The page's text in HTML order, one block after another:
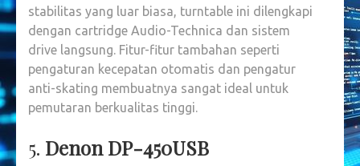
stabilitas yang luar biasa, turntable ini dilengkapi
dengan cartridge Audio-Technica dan sistem
drive langsung. Fitur-fitur tambahan seperti
pengaturan kecepatan otomatis dan pengatur
anti-skating membuatnya sangat ideal untuk
pemutaran berkualitas tinggi.
5. Denon DP-450USB